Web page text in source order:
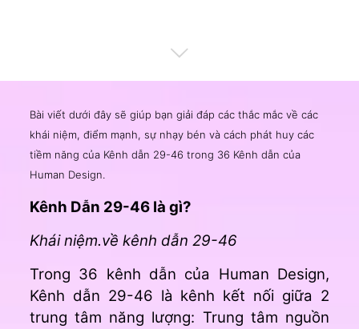
Bài viết dưới đây sẽ giúp bạn giải đáp các thắc mắc về các
khái niệm, điểm mạnh, sự nhạy bén và cách phát huy các
tiềm năng của Kênh dẫn 29-46 trong 36 Kênh dẫn của
Human Design.
Kênh Dẫn 29-46 là gì?
Khái niệm.về kênh dẫn 29-46
Trong 36 kênh dẫn của Human Design,
Kênh dẫn 29-46 là kênh kết nối giữa 2
trung tâm năng lượng: Trung tâm nguồn